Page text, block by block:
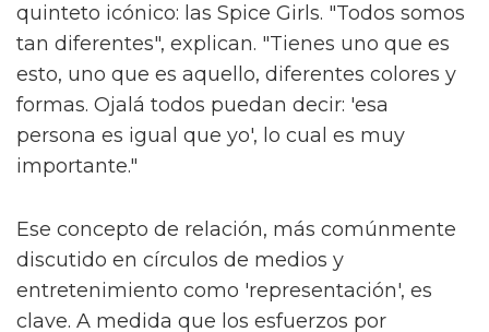
Hacen una interesante distinción de que "no
es nada como lo que he visto" respecto a la
televisión británica. Al ser preguntado sobre
cómo se relaciona con algo como 'Pose', Alex
concede que es un buen punto de referencia.
idea salvaje. "¿Quién no querría ver eso?"
Alex interpreta a Sticky Nikki, uno de 'The
Fallen Divas', una "pandilla de espíritus afines"